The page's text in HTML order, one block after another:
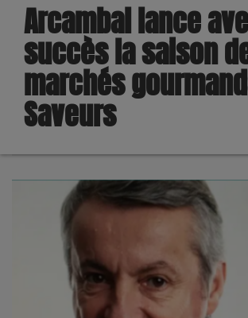
Arcambal lance
succès la saison
marchés
Saveurs